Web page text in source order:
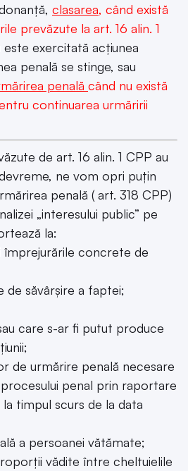
clasarea, când există
prevăzute la art. 16 alin. 1
este exercitată acțiunea
penală se stinge, sau
penală când nu există
continuarea urmăririi
de art. 16 alin. 1 CPP au
ne vom opri puțin
penală ( art. 318 CPP)
„interesului public” pe
la:
concrete de
de săvârșire a faptei;
care s-ar fi putut produce
de urmărire penală necesare
penal prin raportare
timpul scurs de la data
a persoanei vătămate;
vădite între cheltuielile